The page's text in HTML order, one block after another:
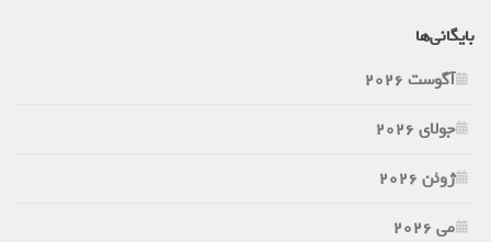
بایگانی‌ها
آگوست 2026
جولای 2026
ژوئن 2026
می 2026